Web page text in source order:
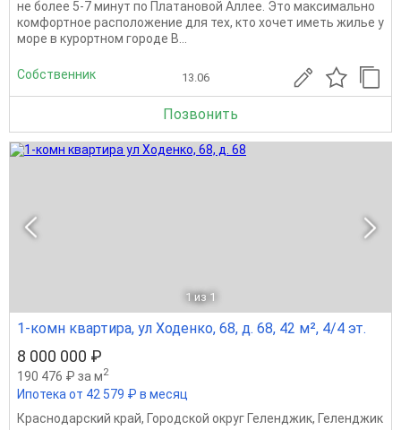
не более 5-7 минут по Платановой Аллее. Это максимально
комфортное расположение для тех, кто хочет иметь жилье у
море в курортном городе В...
Собственник 13.06
Позвонить
1 из 1
1-комн квартира, ул Ходенко, 68, д. 68, 42 м², 4/4 эт.
8 000 000 ₽
190 476 ₽ за м2
Ипотека от 42 579 ₽ в месяц
Краснодарский край, Городской округ Геленджик, Геленджик